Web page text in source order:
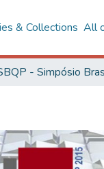
& Collections All